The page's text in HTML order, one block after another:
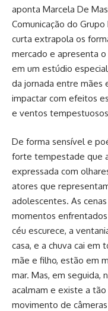
aponta Marcela De
Comunicação do
curta extrapola os
mercado e apresenta
em um estúdio
da jornada entre mães
impactar com efeitos
e ventos
De forma sensível e
forte tempestade que
expressada com
atores que
adolescentes. As
momentos
céu escurece, a
casa, e a chuva cai em
mãe e filho, estão em
mar. Mas, em seguida,
acalmam e existe a
movimento de